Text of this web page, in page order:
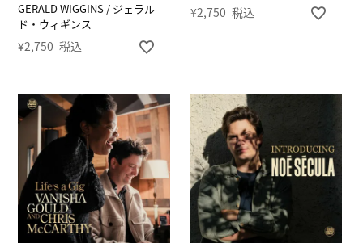
GERALD WIGGINS / ジェラル
ド・ウィギンス
¥2,750 税込
¥2,750 税込